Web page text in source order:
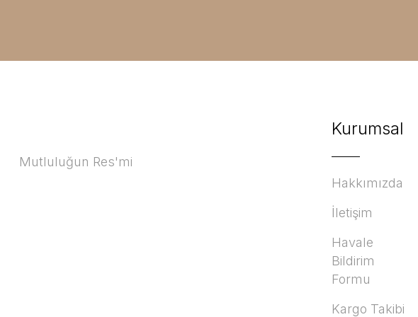
Mutluluğun Res'mi
Kurumsal
Hakkımızda
İletişim
Havale
Bildirim
Formu
Kargo Takibi